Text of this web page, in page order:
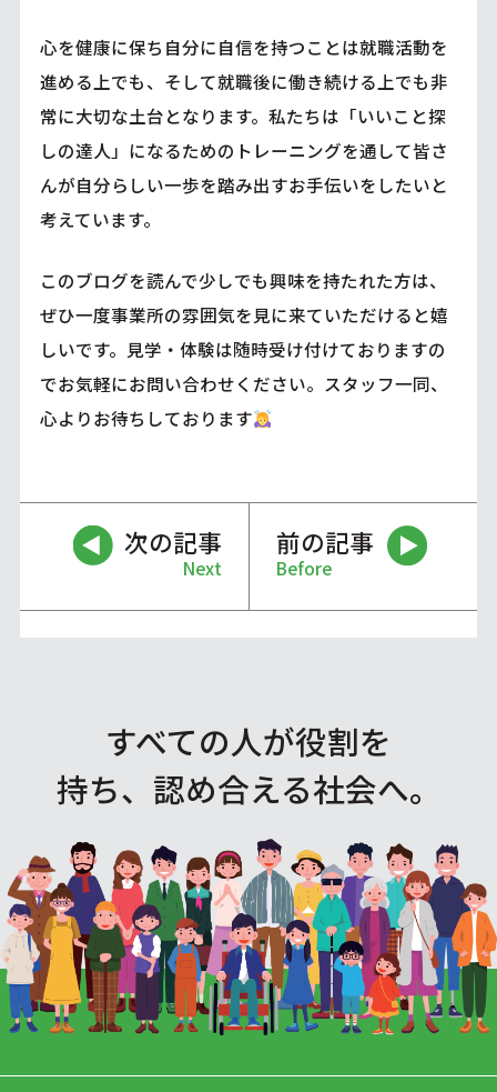
心を健康に保ち自分に自信を持つことは就職活動を
進める上でも、そして就職後に働き続ける上でも非
常に大切な土台となります。私たちは「いいこと探
しの達人」になるためのトレーニングを通して皆さ
んが自分らしい一歩を踏み出すお手伝いをしたいと
考えています。
このブログを読んで少しでも興味を持たれた方は、
ぜひ一度事業所の雰囲気を見に来ていただけると嬉
しいです。見学・体験は随時受け付けておりますの
でお気軽にお問い合わせください。スタッフ一同、
心よりお待ちしております
次の記事
Next
前の記事
Before
すべての人が役割を
持ち、認め合える社会へ。